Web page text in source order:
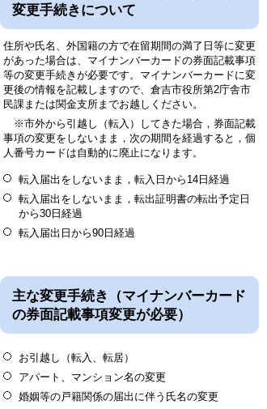
変更手続きについて
住所や氏名、外国籍の方で在留期間の満了日等に変更
があった場合は、マイナンバーカードの券面記載事項
等の変更手続きが必要です。マイナンバーカードに変
更後の情報を記載しますので、倉吉市役所第2庁舎市
民課または関金支所までお越しください。
※市外から引越し（転入）してきた場合，券面記載
事項の変更をしないまま，次の期間を経過すると，個
人番号カードは自動的に廃止になります。
転入届出をしないまま，転入日から14日経過
転入届出をしないまま，転出証明書の転出予定日
から30日経過
転入届出日から90日経過
主な変更手続き（マイナンバーカード
の券面記載事項変更が必要）
お引越し（転入、転居）
アパート、マンション名の変更
婚姻等の戸籍関係の届出に伴う氏名の変更